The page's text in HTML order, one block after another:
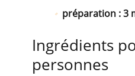
préparation : 3
Ingrédients
personnes